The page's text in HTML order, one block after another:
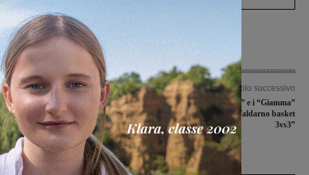
Articolo precedente
Assemblea di Publiacqua: il Comune
di Castelfranco Piandiscò non ha
votato a favore del bilancio societario
Articolo successivo
Le “Amiche di Denver” e i “Giamma”
a segno nel “Torneo Valdarno basket
3vs3”
Ultime Notizie